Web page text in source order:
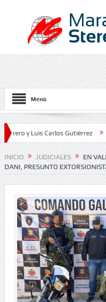
Menú
Carlos Gutiérrez
Nacionales 2026
INICIO JUDICIALES
EN
DANI, PRESUNTO